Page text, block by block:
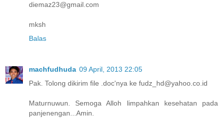
diemaz23@gmail.com
mksh
Balas
machfudhuda 09 April, 2013 22:05
Pak. Tolong dikirim file .doc'nya ke fudz_hd@yahoo.co.id
Maturnuwun. Semoga Alloh limpahkan kesehatan pada
panjenengan...Amin.